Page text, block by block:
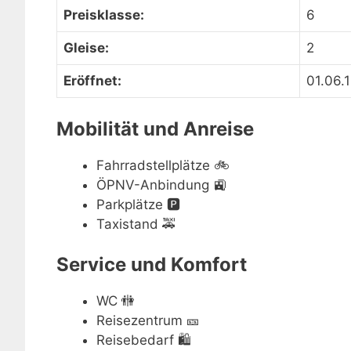
Preisklasse: 6
Gleise: 2
Eröffnet:
Mobilität und Anreise
Fahrradstellplätze 🚲
ÖPNV-Anbindung 🚉
Parkplätze 🅿️
Taxistand 🚕
Service und Komfort
WC 🚻
Reisezentrum 🎫
Reisebedarf 🛍